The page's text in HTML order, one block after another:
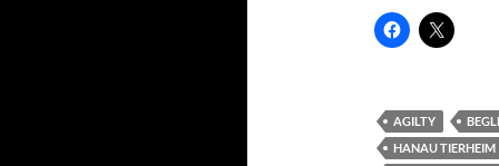
AGILTY
HANAU TIERHEIM